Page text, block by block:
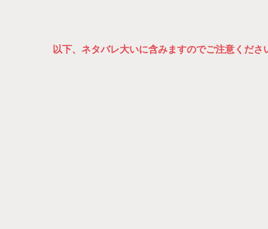
以下、ネタバレ大いに含みますのでご注意くださ